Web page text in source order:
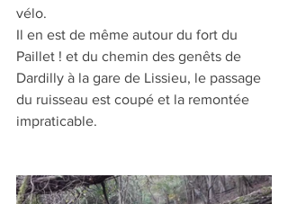
vélo.
Il en est de même autour du fort du
Paillet ! et du chemin des genêts de
Dardilly à la gare de Lissieu, le passage
du ruisseau est coupé et la remontée
impraticable.